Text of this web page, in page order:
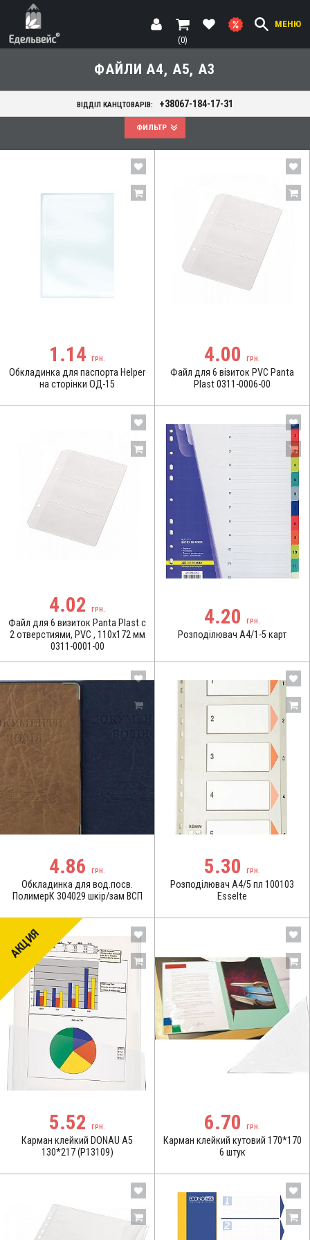
МЕНЮ
(0)
ФАЙЛИ А4, А5, А3
ВІДДІЛ КАНЦТОВАРІВ: +38067-184-17-31
ФИЛЬТР
1.14 ГРН.
Обкладинка для паспорта Helper
на сторінки ОД-15
4.00 ГРН.
Файл для 6 візиток PVC Panta
Plast 0311-0006-00
4.02 ГРН.
Файл для 6 визиток Panta Plast с
2 отверстиями, PVC , 110х172 мм
0311-0001-00
4.20 ГРН.
Розподілювач А4/1-5 карт
4.86 ГРН.
Обкладинка для вод.посв.
ПолимерК 304029 шкір/зам ВСП
5.30 ГРН.
Розподілювач А4/5 пл 100103
Esselte
АКЦИЯ
5.52 ГРН.
Карман клейкий DONAU А5
130*217 (P13109)
6.70 ГРН.
Карман клейкий кутовий 170*170
6 штук